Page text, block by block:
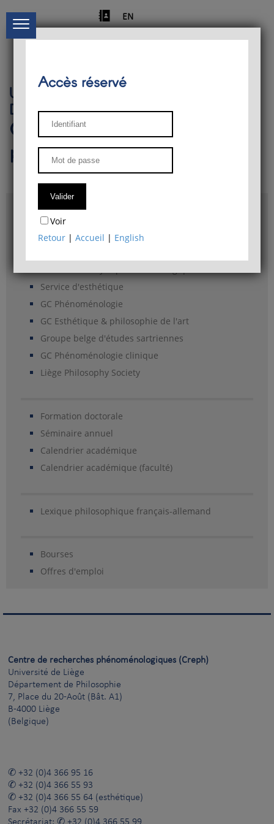
EN
Université de Liège
Département de philosophie
Centre de recherches
phénoménologiques
Accès & plans
Bibliothèque du Département de philosophie
Service d'esthétique
GC Phénoménologie
GC Esthétique & philosophie de l'art
Groupe belge d'études sartriennes
GC Phénoménologie clinique
Liège Philosophy Society
Formation doctorale
Séminaire annuel
Calendrier académique
Calendrier académique (faculté)
Lexique philosophique français-allemand
Bourses
Offres d'emploi
Accès réservé
Voir
Retour |Accueil | English
Centre de recherches phénoménologiques (Creph)
Université de Liège
Département de Philosophie
7, Place du 20-Août (Bât. A1)
B-4000 Liège
(Belgique)
+32 (0)4 366 95 16
+32 (0)4 366 55 93
+32 (0)4 366 55 64 (esthétique)
Fax +32 (0)4 366 55 59